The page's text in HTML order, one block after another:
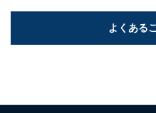
よくある